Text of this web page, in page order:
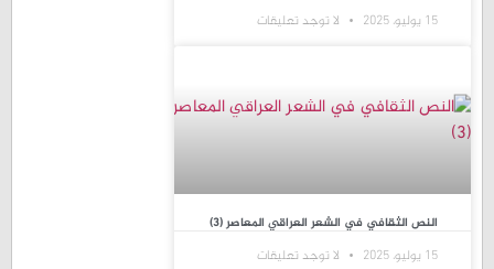
15 يوليو، 2025 لا توجد تعليقات
النص الثقافي في الشعر العراقي المعاصر (3)
15 يوليو، 2025 لا توجد تعليقات